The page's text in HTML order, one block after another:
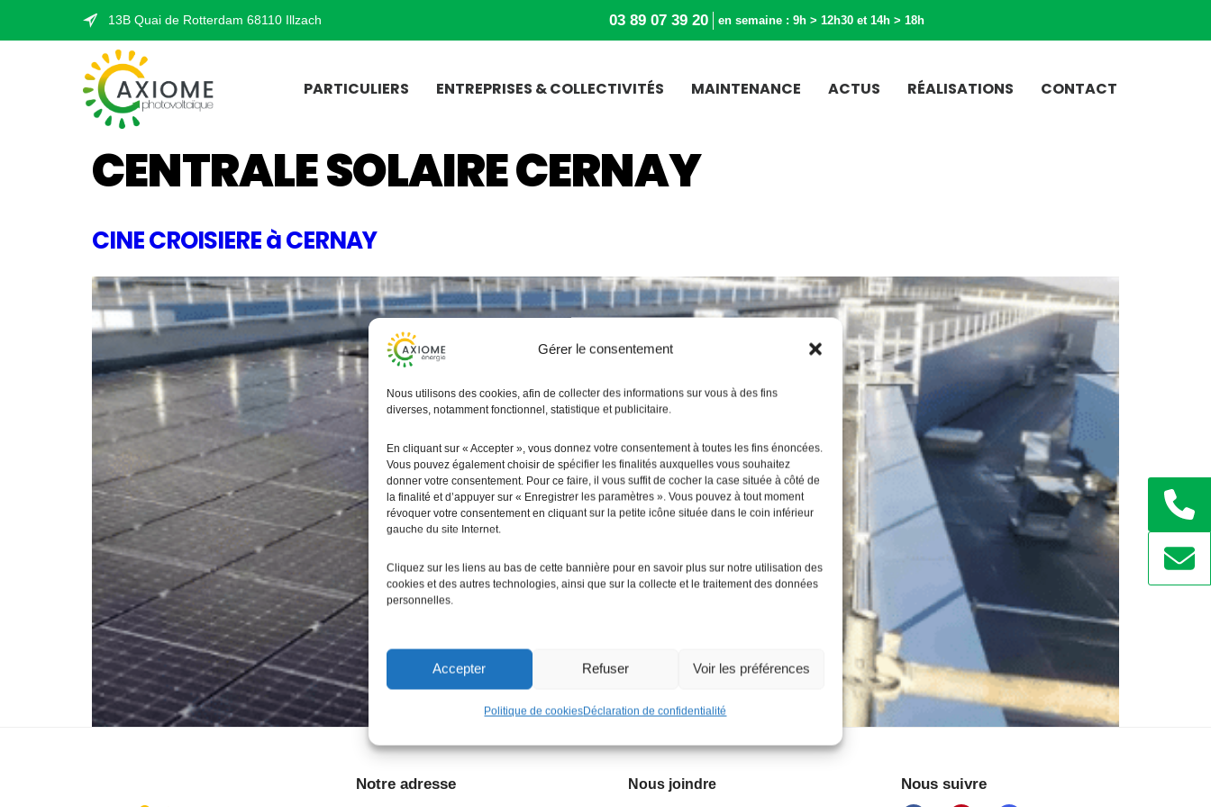
Gérer le consentement
Nous utilisons des cookies, afin de collecter des informations sur vous à des fins
diverses, notamment fonctionnel, statistique et publicitaire.
En cliquant sur « Accepter », vous donnez votre consentement à toutes les fins énoncées.
Vous pouvez également choisir de spécifier les finalités auxquelles vous souhaitez
donner votre consentement. Pour ce faire, il vous suffit de cocher la case située à côté de
la finalité et d’appuyer sur « Enregistrer les paramètres ». Vous pouvez à tout moment
révoquer votre consentement en cliquant sur la petite icône située dans le coin inférieur
gauche du site Internet.
Cliquez sur les liens au bas de cette bannière pour en savoir plus sur notre utilisation des
cookies et des autres technologies, ainsi que sur la collecte et le traitement des données
personnelles.
Accepter Refuser Voir les préférences
Politique de cookiesDéclaration de confidentialité
13B Quai de Rotterdam 68110 Illzach 03 89 07 39 20 en semaine : 9h > 12h30 et 14h > 18h
PARTICULIERS ENTREPRISES & COLLECTIVITÉS MAINTENANCE ACTUS RÉALISATIONS CONTACT
CENTRALE SOLAIRE CERNAY
CINE CROISIERE à CERNAY
Notre adresse
Nous joindre Nous suivre